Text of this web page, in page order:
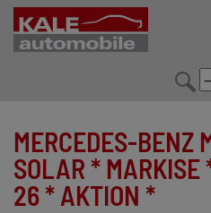
LEISTUNGEN
KONFIGURATOR
MERCEDES-
SOLAR * MARKISE
26 * AKTION *